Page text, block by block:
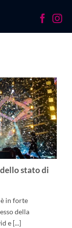
stato di
in forte
della
e [...]